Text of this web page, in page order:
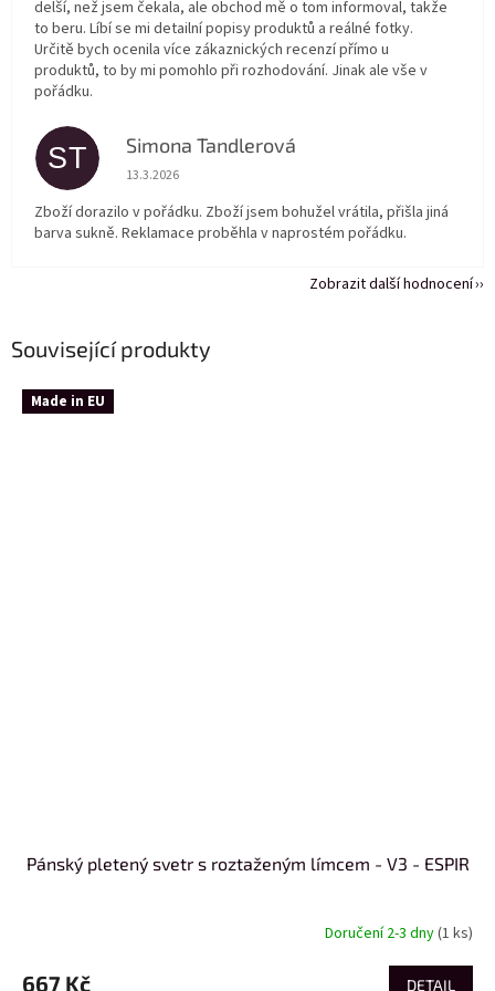
Související produkty
Made in EU
Pánský pletený svetr s roztaženým límcem - V3 - ESPIR
Doručení 2-3 dny(1 ks)
667 Kč DETAIL
delší, než jsem čekala, ale obchod mě o tom informoval, takže
to beru. Líbí se mi detailní popisy produktů a reálné fotky.
Určitě bych ocenila více zákaznických recenzí přímo u
produktů, to by mi pomohlo při rozhodování. Jinak ale vše v
pořádku.
ST Simona Tandlerová
Hodnocení obchodu je 5 z 5 hvězdiček.
13.3.2026
Zboží dorazilo v pořádku. Zboží jsem bohužel vrátila, přišla jiná
barva sukně. Reklamace proběhla v naprostém pořádku.
Zobrazit další hodnocení